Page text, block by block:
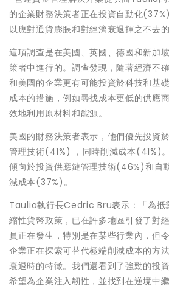
的企業財務決策者正在投資自動化
以應對通貨膨脹和對經濟衰退揮之不去的
這項調查是在美國、英國、德國和新加
策者中進行的。調查發現，隨著經濟不
和美國的企業更有可能投資於科技和基
成本的措施，例如尋找成本更低的供應
效地利用原材料和能源。
美國的財務決策者表示，他們優先投資
管理技術(41%) ，同時削減成本(41%)
傾向於投資供應鏈管理技術(46%)和自
減成本(37%)。
Taulia執行長Cedric Bru表示：「為抵
縮性貨幣政策，已在許多地區引發了對
員正在發生，特別是在某些行業內，但
企業正在探索可替代極端削減成本的方
衰退時的特徵。我們還看到了強勁的投
希望為企業注入韌性，並找到在逆境中